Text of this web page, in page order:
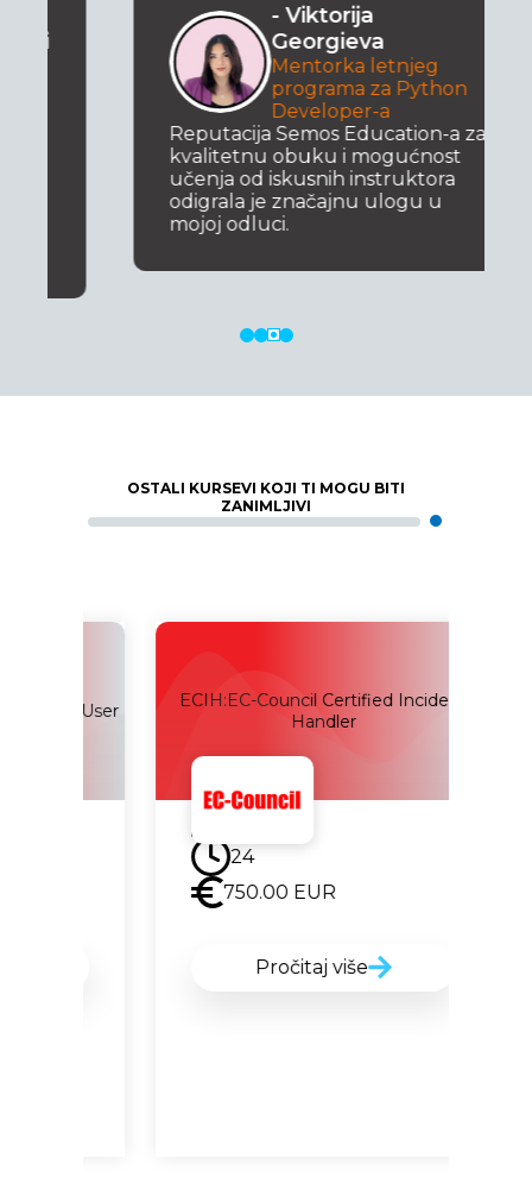
- Viktorija
Georgieva
Mentorka letnjeg
programa za Python
Developer-a
Reputacija Semos Education-a za
kvalitetnu obuku i mogućnost
učenja od iskusnih instruktora
odigrala je značajnu ulogu u
mojoj odluci.
OSTALI KURSEVI KOJI TI MOGU BITI
ZANIMLJIVI
ECIH:EC-Council Certified Incident
Handler
24
750.00EUR
Pročitaj više